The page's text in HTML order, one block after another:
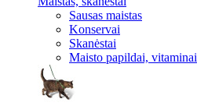
Sausas maistas
Konservai
Skanėstai
Maisto papildai, vitaminai